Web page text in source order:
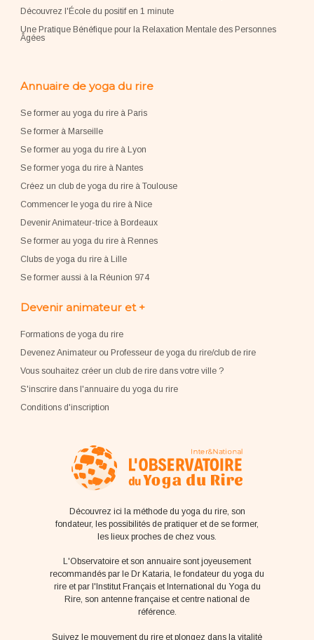
Découvrez l'École du positif en 1 minute
Une Pratique Bénéfique pour la Relaxation Mentale des Personnes
Âgées
Annuaire de yoga du rire
Se former au yoga du rire à Paris
Se former à Marseille
Se former au yoga du rire à Lyon
Se former yoga du rire à Nantes
Créez un club de yoga du rire à Toulouse
Commencer le yoga du rire à Nice
Devenir Animateur-trice à Bordeaux
Se former au yoga du rire à Rennes
Clubs de yoga du rire à Lille
Se former aussi à la Réunion 974
Devenir animateur et +
Formations de yoga du rire
Devenez Animateur ou Professeur de yoga du rire/club de rire
Vous souhaitez créer un club de rire dans votre ville ?
S'inscrire dans l'annuaire du yoga du rire
Conditions d'inscription
Découvrez ici la méthode du yoga du rire, son
fondateur, les possibilités de pratiquer et de se former,
les lieux proches de chez vous.
L'Observatoire et son annuaire sont joyeusement
recommandés par le Dr Kataria, le fondateur du yoga du
rire et par l'Institut Français et International du Yoga du
Rire, son antenne française et centre national de
référence.
Suivez le mouvement du rire et plongez dans la vitalité